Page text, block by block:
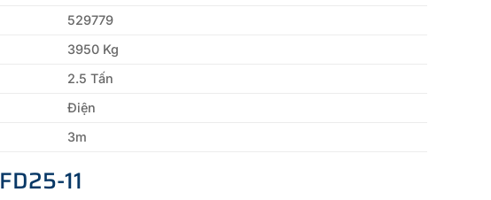
529779
3950 Kg
2.5 Tấn
Điện
3m
11